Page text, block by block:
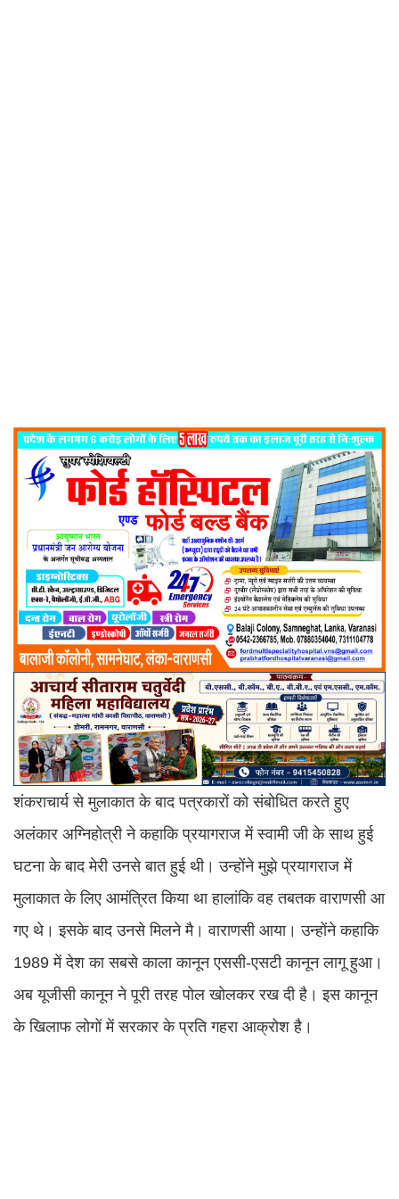
शंकराचार्य से मुलाकात के बाद पत्रकारों को संबोधित करते हुए
अलंकार अग्निहोत्री ने कहाकि प्रयागराज में स्वामी जी के साथ हुई
घटना के बाद मेरी उनसे बात हुई थी। उन्होंने मुझे प्रयागराज में
मुलाकात के लिए आमंत्रित किया था हालांकि वह तबतक वाराणसी आ
गए थे। इसके बाद उनसे मिलने मै। वाराणसी आया। उन्होंने कहाकि
1989 में देश का सबसे काला कानून एससी-एसटी कानून लागू हुआ।
अब यूजीसी कानून ने पूरी तरह पोल खोलकर रख दी है। इस कानून
के खिलाफ लोगों में सरकार के प्रति गहरा आक्रोश है।